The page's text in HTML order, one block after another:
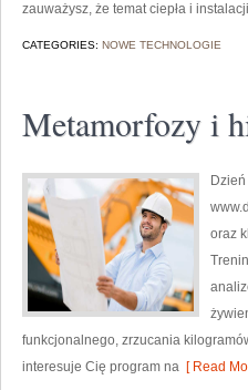
zauważysz, że temat ciepła i
CATEGORIES: NOWE TECHNOLOGIE
Metamorfozy i
oraz
funkcjonalnego, zrzucania
interesuje Cię program na [ Read